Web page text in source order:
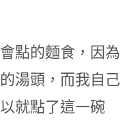
點的麵食，因為
湯頭，而我自己
就點了這一碗